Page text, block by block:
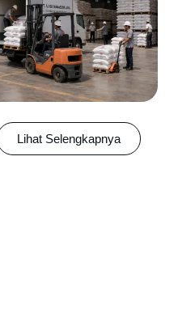
Lihat Selengkapnya